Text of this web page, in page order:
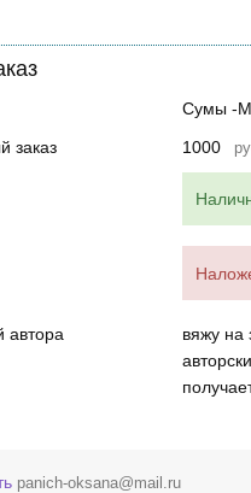
Сумы -
заказ
1000
автора
вяжу на
panich-oksana@mail.ru